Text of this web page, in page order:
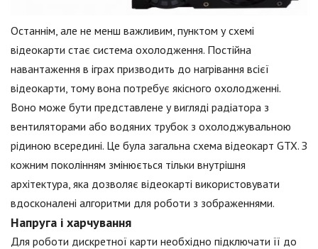
Останнім, але не менш важливим, пунктом у схемі
відеокарти стає система охолодження. Постійна
навантаження в іграх призводить до нагрівання всієї
відеокарти, тому вона потребує якісного охолодженні.
Воно може бути представлене у вигляді радіатора з
вентиляторами або водяних трубок з охолоджувальною
рідиною всередині. Це була загальна схема відеокарт GTX. З
кожним поколінням змінюється тільки внутрішня
архітектура, яка дозволяє відеокарті використовувати
вдосконалені алгоритми для роботи з зображеннями.
Напруга і харчування
Для роботи дискретної карти необхідно підключати її до